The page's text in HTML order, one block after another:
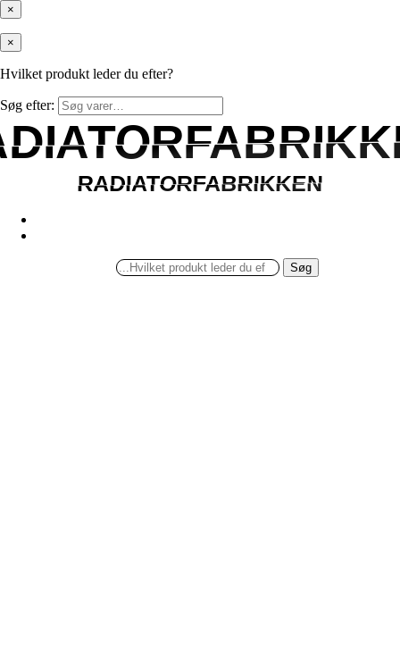
×
×
Hvilket produkt leder du efter?
Søg efter:
RADIATORFABRIKKEN
RADIATORFABRIKKEN
Søg